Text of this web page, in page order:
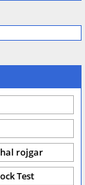
rojgar
Test